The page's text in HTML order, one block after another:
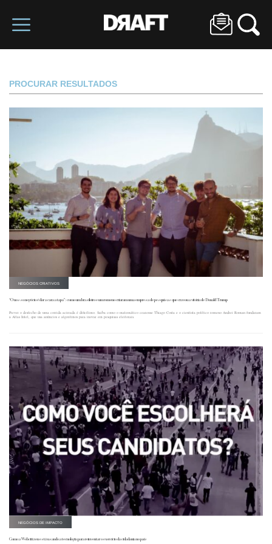
PROCURAR RESULTADOS
NEGÓCIOS CRIATIVOS
“O nosso negócio é dar a cara a tapa”: como um brasileiro e um romeno criaram uma empresa de pesquisas que cravou a vitória de Donald Trump
Prever o desfecho de uma corrida acirrada é dificílimo. Saiba como o matemático cearense Thiago Costa e o cientista político romeno Andrei Roman fundaram
a Atlas Intel, que usa anúncios e algoritmos para inovar em pesquisas eleitorais.
NEGÓCIOS DE IMPACTO
Como a Webcitizen está usando a tecnologia para reinventar o exercício da cidadania no país